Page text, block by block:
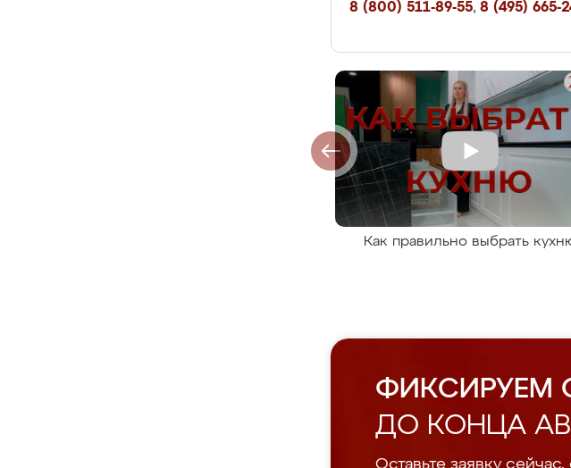
8 (800) 511-89-55, 8 (495) 665-
Как правильно выбрать
ФИКСИРУЕМ
ДО КОНЦА
Оставьте заявку